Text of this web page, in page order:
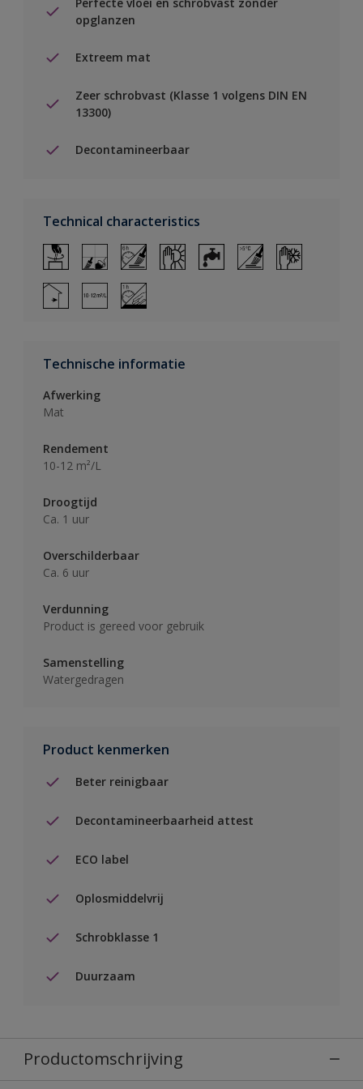
opglanzen
Extreem mat
Zeer schrobvast (Klasse 1 volgens DIN EN
13300)
Decontamineerbaar
Technical characteristics
Technische informatie
Afwerking
Mat
Rendement
10-12 m²/L
Droogtijd
Ca. 1 uur
Overschilderbaar
Ca. 6 uur
Verdunning
Product is gereed voor gebruik
Samenstelling
Watergedragen
Product kenmerken
Beter reinigbaar
Decontamineerbaarheid attest
ECO label
Oplosmiddelvrij
Schrobklasse 1
Duurzaam
Productomschrijving